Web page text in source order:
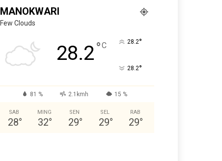
MANOKWARI
Few Clouds
28.2°C 28.2°
28.2°
81 % 2.1kmh 15 %
SAB
28°
MING
32°
SEN
29°
SEL
29°
RAB
29°